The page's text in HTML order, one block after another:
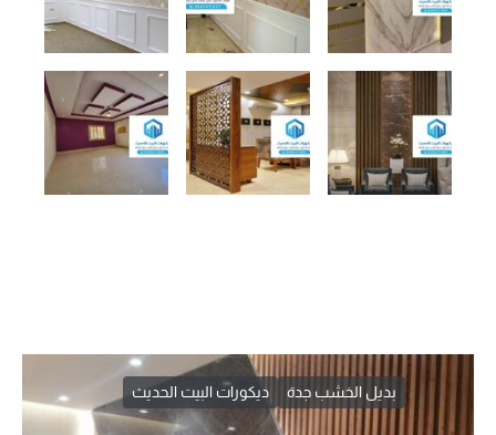
بديل الخشب جدة ديكورات البيت الحديث